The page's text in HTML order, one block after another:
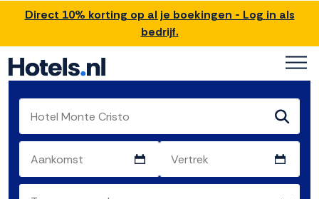
Direct 10% korting op al je boekingen - Log in als
bedrijf.